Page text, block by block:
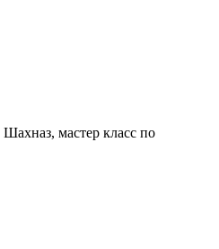
мастер класс по